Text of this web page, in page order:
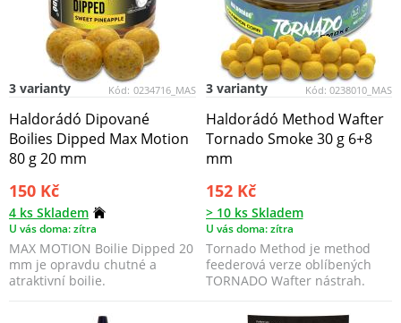
Kód: 0234716_MAS
3 varianty
Haldorádó Dipované
Boilies Dipped Max Motion
80 g 20 mm
150 Kč
4 ks Skladem
U vás doma: zítra
MAX MOTION Boilie Dipped 20
mm je opravdu chutné a
atraktivní boilie.
Kód: 0238010_MAS
3 varianty
Haldorádó Method Wafter
Tornado Smoke 30 g 6+8
mm
152 Kč
> 10 ks Skladem
U vás doma: zítra
Tornado Method je method
feederová verze oblíbených
TORNADO Wafter nástrah.